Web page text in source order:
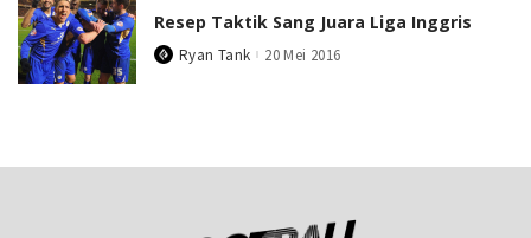
Resep Taktik Sang Juara Liga Inggris
PostedRyan Tank 20 Mei 2016